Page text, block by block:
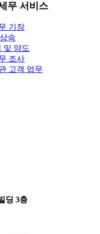
무 서비스
기장
상속
및 양도
조사
고객 업무
딩 3층